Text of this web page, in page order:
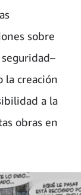
sobre
la creación
a la
obras en